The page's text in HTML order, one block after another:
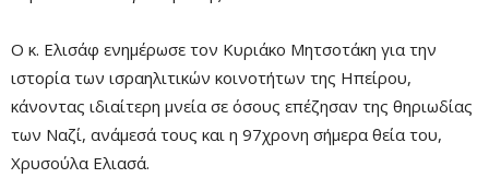
Ο κ. Ελισάφ ενημέρωσε τον Κυριάκο Μητσοτάκη για την
ιστορία των ισραηλιτικών κοινοτήτων της Ηπείρου,
κάνοντας ιδιαίτερη μνεία σε όσους επέζησαν της θηριωδίας
των Ναζί, ανάμεσά τους και η 97χρονη σήμερα θεία του,
Χρυσούλα Ελιασά.